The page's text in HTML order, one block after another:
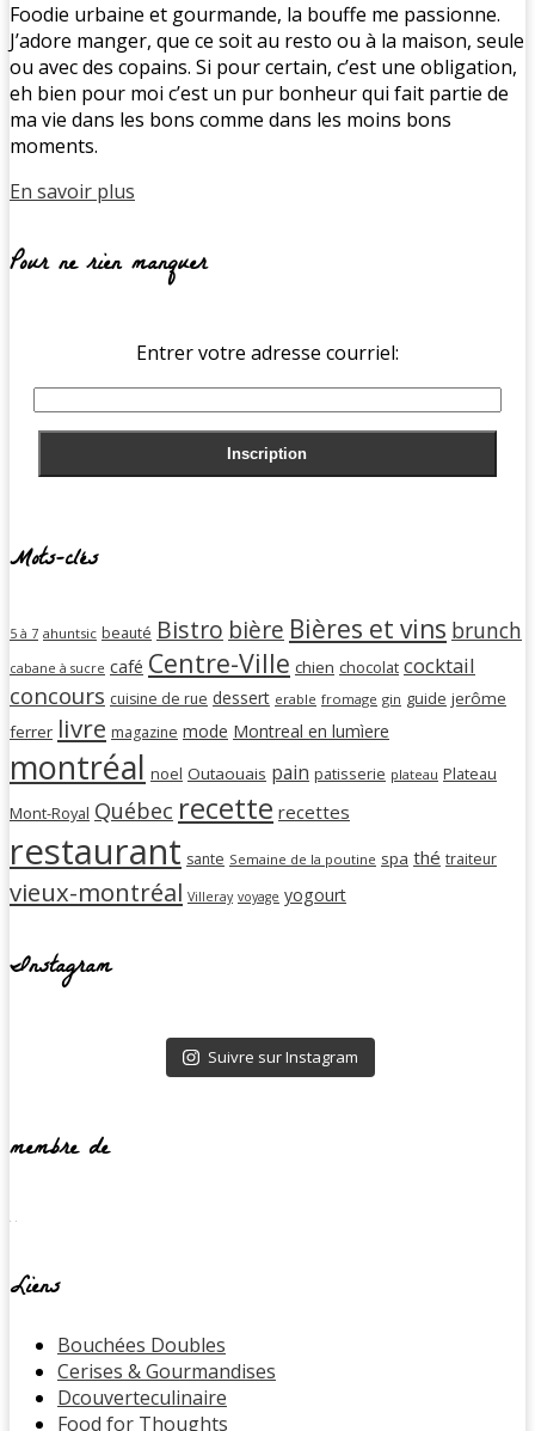
Foodie urbaine et gourmande, la bouffe me passionne.
J’adore manger, que ce soit au resto ou à la maison, seule
ou avec des copains. Si pour certain, c’est une obligation,
eh bien pour moi c’est un pur bonheur qui fait partie de
ma vie dans les bons comme dans les moins bons
moments.
En savoir plus
Pour ne rien manquer
Entrer votre adresse courriel:
Mots-clés
5 à 7 ahuntsic beauté Bistro bière Bières et vins brunch
cabane à sucre café Centre-Ville chien chocolat cocktail
concours cuisine de rue dessert erable fromage gin guide jerôme
ferrer livre magazine mode Montreal en lumìere
montréal noel Outaouais pain patisserie plateau Plateau
Mont-Royal Québec recette recettes
restaurant sante Semaine de la poutine spa thé traiteur
vieux-montréal Villeray voyage yogourt
Instagram
Suivre sur Instagram
membre de
Liens
Bouchées Doubles
Cerises & Gourmandises
Dcouverteculinaire
Food for Thoughts